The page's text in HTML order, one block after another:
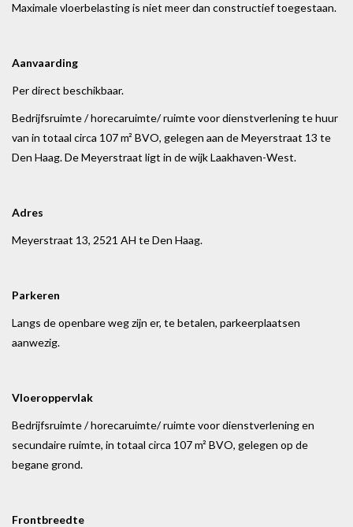
Maximale vloerbelasting is niet meer dan constructief toegestaan.
Aanvaarding
Per direct beschikbaar.
Bedrijfsruimte / horecaruimte/ ruimte voor dienstverlening te huur
van in totaal circa 107 m² BVO, gelegen aan de Meyerstraat 13 te
Den Haag. De Meyerstraat ligt in de wijk Laakhaven-West.
Adres
Meyerstraat 13, 2521 AH te Den Haag.
Parkeren
Langs de openbare weg zijn er, te betalen, parkeerplaatsen
aanwezig.
Vloeroppervlak
Bedrijfsruimte / horecaruimte/ ruimte voor dienstverlening en
secundaire ruimte, in totaal circa 107 m² BVO, gelegen op de
begane grond.
Frontbreedte